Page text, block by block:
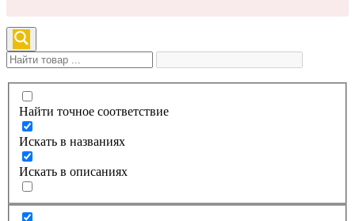
Найти точное соответствие
Искать в названиях
Искать в описаниях